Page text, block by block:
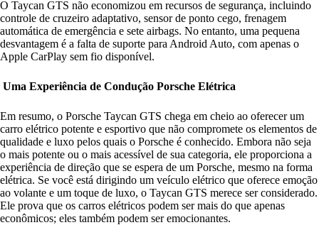
O Taycan GTS não economizou em recursos de segurança, incluindo
controle de cruzeiro adaptativo, sensor de ponto cego, frenagem
automática de emergência e sete airbags. No entanto, uma pequena
desvantagem é a falta de suporte para Android Auto, com apenas o
Apple CarPlay sem fio disponível.
Uma Experiência de Condução Porsche Elétrica
Em resumo, o Porsche Taycan GTS chega em cheio ao oferecer um
carro elétrico potente e esportivo que não compromete os elementos de
qualidade e luxo pelos quais o Porsche é conhecido. Embora não seja
o mais potente ou o mais acessível de sua categoria, ele proporciona a
experiência de direção que se espera de um Porsche, mesmo na forma
elétrica. Se você está dirigindo um veículo elétrico que oferece emoção
ao volante e um toque de luxo, o Taycan GTS merece ser considerado.
Ele prova que os carros elétricos podem ser mais do que apenas
econômicos; eles também podem ser emocionantes.